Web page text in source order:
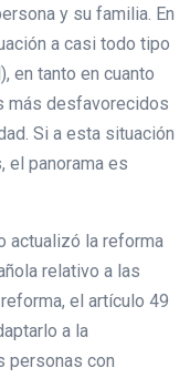
y su familia. En
a casi todo tipo
en tanto en cuanto
más desfavorecidos
Si a esta situación
el panorama es
actualizó la reforma
relativo a las
el artículo 49
a la
personas con